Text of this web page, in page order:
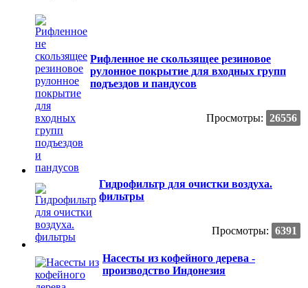
Рифленное не скользящее резиновое
рулонное покрытие для входных групп
подъездов и пандусов
Просмотры: 26556
Гидрофильтр для очистки воздуха.
фильтры
Просмотры: 6391
Насесты из кофейного дерева -
производство Индонезия